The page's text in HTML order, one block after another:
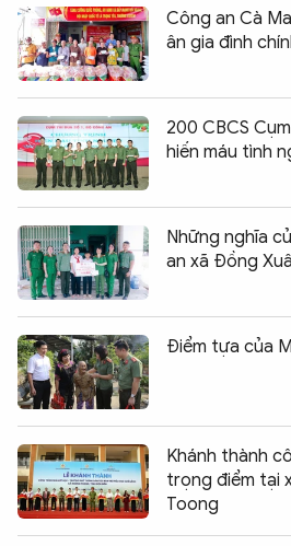
Công an Cà
ân gia đình
200 CBCS
hiến máu tình
Những nghĩa
an xã Đồng
Điểm tựa của
Khánh thành
trọng điểm tại
Toong